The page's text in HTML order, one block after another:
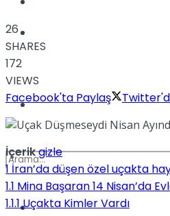
Dünya
Türkiye
26
SHARES
172
VIEWS
Facebook'ta Paylaş
İçerikgizle
1 İran’da düşen özel uçakta
1.1 Mina Başaran 14 Nisan’da
1.1.1 Uçakta Kimler Vardı